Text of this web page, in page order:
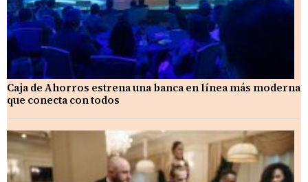
Caja de Ahorros estrena una banca en línea más moderna
que conecta con todos